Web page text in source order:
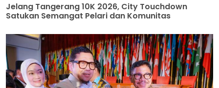
Jelang Tangerang 10K 2026, City Touchdown
Satukan Semangat Pelari dan Komunitas